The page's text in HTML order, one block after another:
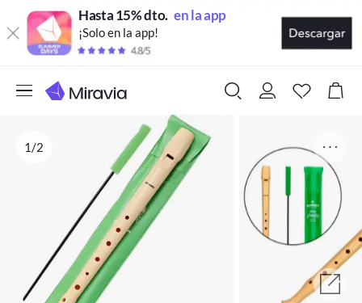
Hasta 15% dto. en la app
¡Solo en la app!
1/2